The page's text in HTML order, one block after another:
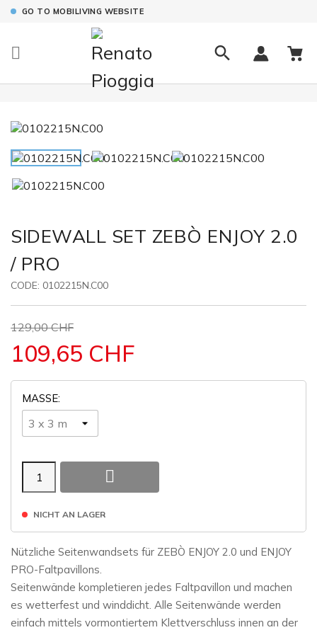
GO TO MOBILIVING WEBSITE

SIDEWALL SET ZEBÒ ENJOY 2.0
/ PRO
CODE: 0102215N.C00
129,00 CHF
109,65 CHF
MASSE:

NICHT AN LAGER
Nützliche Seitenwandsets für ZEBÒ ENJOY 2.0 und ENJOY
PRO-Faltpavillons.
Seitenwände kompletieren jedes Faltpavillon und machen
es wetterfest und winddicht. Alle Seitenwände werden
einfach mittels vormontiertem Klettverschluss innen an der